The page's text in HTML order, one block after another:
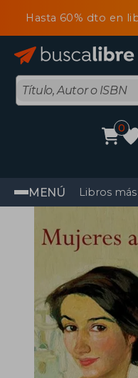
Hasta 60% dto en
0
MENÚ Libros